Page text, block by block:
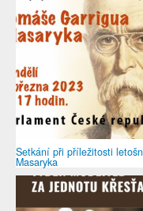
Setkání při příležitosti
Masaryka